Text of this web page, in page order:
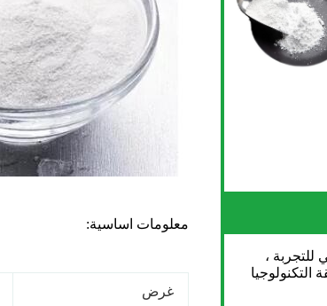
معلومات اساسية:
غرض
للتجربة ،
التكنولوجيا